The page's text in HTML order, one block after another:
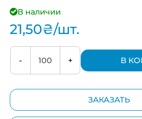
В наличии
21,50₴/шт.
- + В
ЗАКАЗАТЬ